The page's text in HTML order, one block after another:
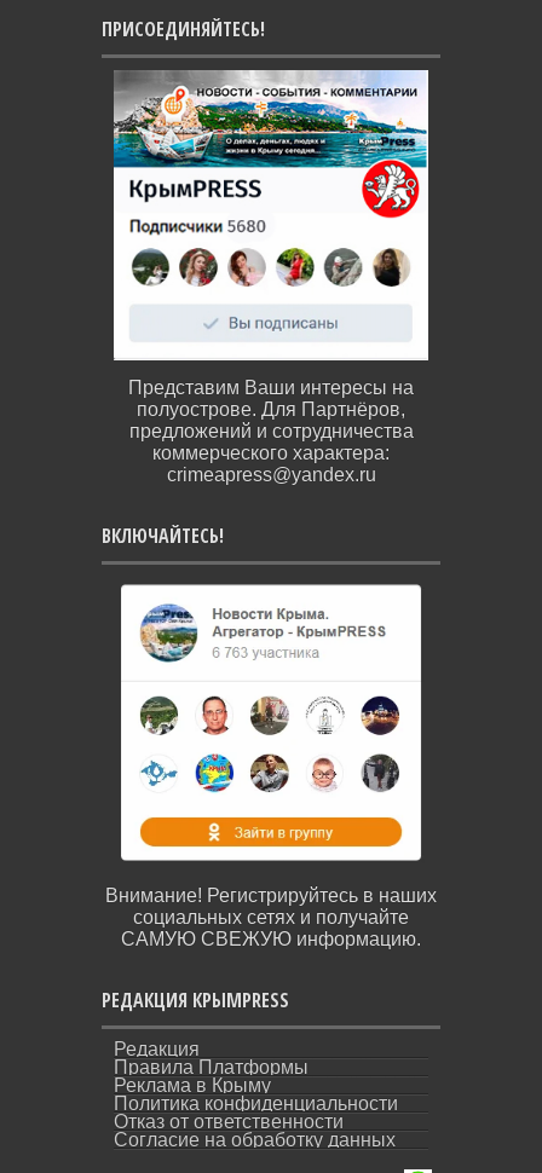
ПРИСОЕДИНЯЙТЕСЬ!
Представим Ваши интересы на
полуострове. Для Партнёров,
предложений и сотрудничества
коммерческого характера:
crimeapress@yandex.ru
ВКЛЮЧАЙТЕСЬ!
Внимание! Регистрируйтесь в наших
социальных сетях и получайте
САМУЮ СВЕЖУЮ информацию.
РЕДАКЦИЯ КРЫМPRESS
Редакция
Правила Платформы
Реклама в Крыму
Политика конфиденциальности
Отказ от ответственности
Согласие на обработку данных